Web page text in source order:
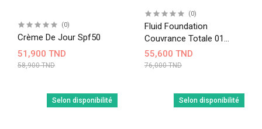
(0)
Crème De Jour Spf50
51,900 TND
58,900 TND
(0)
Fluid Foundation
Couvrance Totale 01
Spf50
55,600 TND
76,000 TND
Selon disponibilité Selon disponibilité